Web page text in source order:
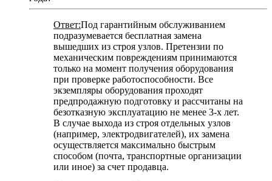
Ответ:Под гарантийным обслуживанием
подразумевается бесплатная замена
вышедших из строя узлов. Претензии по
механическим повреждениям принимаются
только на момент получения оборудования
при проверке работоспособности. Все
экземпляры оборудования проходят
предпродажную подготовку и рассчитаны на
безотказную эксплуатацию не менее 3-х лет.
В случае выхода из строя отдельных узлов
(например, электродвигателей), их замена
осуществляется максимально быстрым
способом (почта, транспортные организации
или иное) за счет продавца.